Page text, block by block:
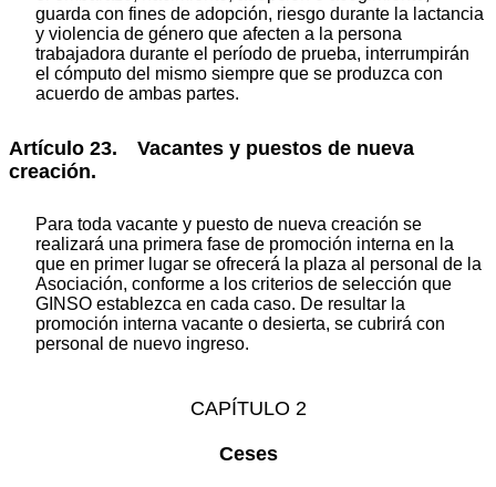
guarda con fines de adopción, riesgo durante la lactancia
y violencia de género que afecten a la persona
trabajadora durante el período de prueba, interrumpirán
el cómputo del mismo siempre que se produzca con
acuerdo de ambas partes.
Artículo 23. Vacantes y puestos de nueva
creación.
Para toda vacante y puesto de nueva creación se
realizará una primera fase de promoción interna en la
que en primer lugar se ofrecerá la plaza al personal de la
Asociación, conforme a los criterios de selección que
GINSO establezca en cada caso. De resultar la
promoción interna vacante o desierta, se cubrirá con
personal de nuevo ingreso.
CAPÍTULO 2
Ceses